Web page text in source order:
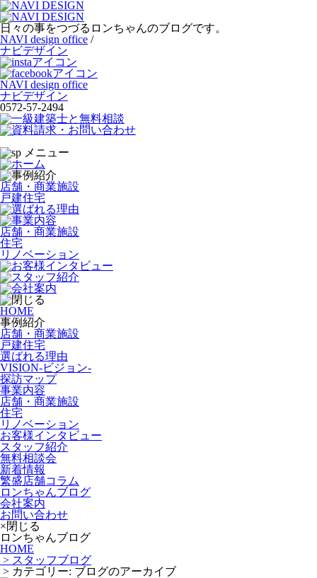
日々の事をつづるロンちゃんのブログです。
NAVI design office /
ナビデザイン
NAVI design office
ナビデザイン
0572-57-2494
店舗・商業施設
戸建住宅
店舗・商業施設
住宅
リノベーション
HOME
事例紹介
店舗・商業施設
戸建住宅
選ばれる理由
VISION-ビジョン-
探訪マップ
事業内容
店舗・商業施設
住宅
リノベーション
お客様インタビュー
スタッフ紹介
無料相談会
新着情報
繁盛店舗コラム
ロンちゃんブログ
会社案内
お問い合わせ
×閉じる
ロンちゃんブログ
HOME
> スタッフブログ
> カテゴリー: ブログのアーカイブ